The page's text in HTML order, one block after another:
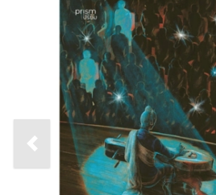
Previous slide